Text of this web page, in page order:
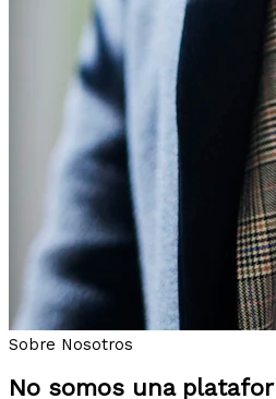
Sobre Nosotros
No somos una